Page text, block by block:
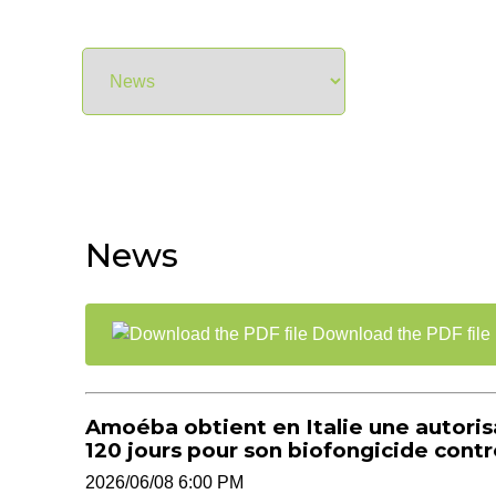
News
Download the PDF file
Amoéba obtient en Italie une
120 jours pour son biofongicide
2026/06/08 6:00 PM